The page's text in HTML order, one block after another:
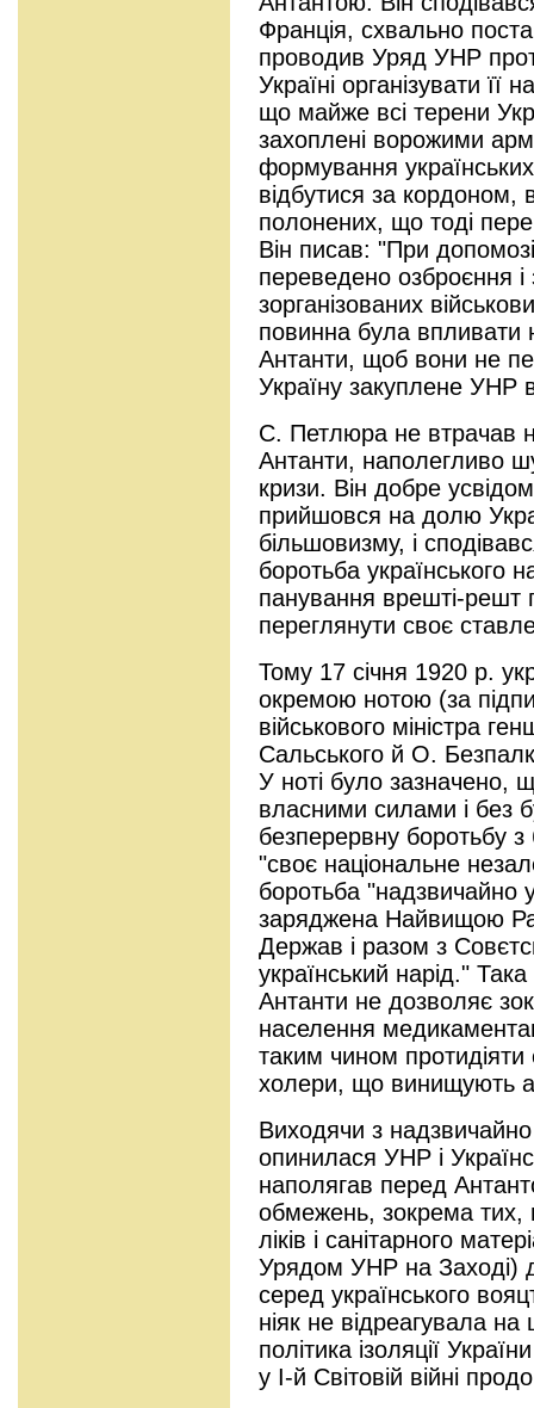
Франція, схвально
проводив Уряд УНР
Україні організувати її
що майже всі терени
захоплені ворожими
формування
відбутися за кордоном,
полонених, що тоді
Він писав: "При
переведено озброєння і
зорганізованих
повинна була впливати
Антанти, щоб вони не
Україну закуплене УНР
С. Петлюра не втрачав
Антанти, наполегливо
кризи. Він добре
прийшовся на долю
більшовизму, і
боротьба українського
панування врешті-решт
переглянути своє
Тому 17 січня 1920 р.
окремою нотою (за
військового міністра
Сальського й О.
У ноті було зазначено,
власними силами і без
безперервну боротьбу
"своє національне
боротьба "надзвичайно
заряджена Найвищою
Держав і разом з
український нарід."
Антанти не дозволяє
населення
таким чином
холери, що винищують
Виходячи з
опинилася УНР і
наполягав перед
обмежень, зокрема тих,
ліків і санітарного
Урядом УНР на Заході)
серед українського
ніяк не відреагувала
політика ізоляції
у І-й Світовій війні